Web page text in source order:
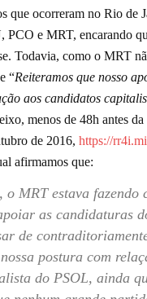
que ocorreram no Rio de
PCO e MRT, encarando
Todavia, como o MRT
“Reiteramos que nosso
aos candidatos
menos de 48h antes
de 2016, https://
afirmamos que:
o MRT estava
as candidaturas
de
postura com
do PSOL, ainda